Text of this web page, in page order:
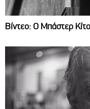
Βίντεο: Ο Μπάστερ